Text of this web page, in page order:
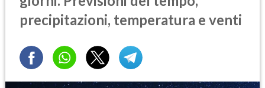
precipitazioni, temperatura e venti